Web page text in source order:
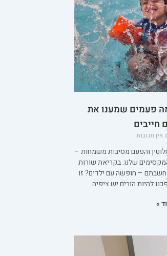
פעמים שמענו את
חייבים
אין תגובות
והפעם מסיבות משמחות –
שלנו. בקריאת שורות
– חופשה עם ילדים? זו
להיות הורים יש ציפיה
»